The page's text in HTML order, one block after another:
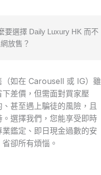
要選擇 Daily Luxury HK 而不
放售？
（如在 Carousell 或 IG）雖
下差價，但需面對買家壓
甚至遇上騙徒的風險，且
。選擇我們，您能享受即時
業鑑定、即日現金過數的安
卻所有煩惱。